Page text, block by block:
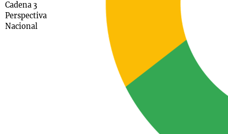
Cadena 3
Perspectiva
Nacional